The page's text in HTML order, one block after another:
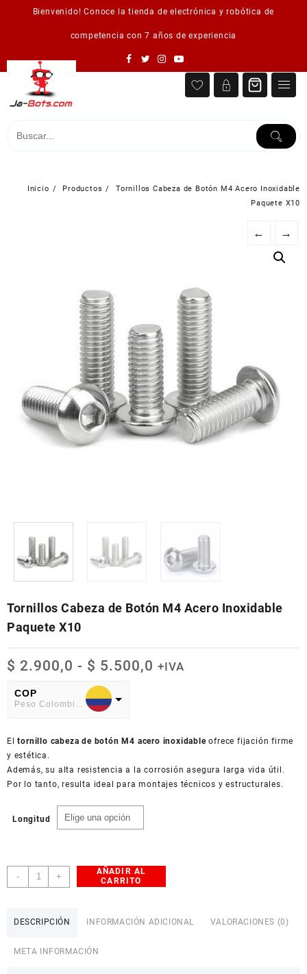
Bienvenido! Conoce la tienda de electrónica y robótica de
competencia con 7 años de experiencia
Inicio Productos
Tornillos Cabeza de Botón M4 Acero Inoxidable
Paquete X10
← →
Tornillos Cabeza de Botón M4 Acero Inoxidable
Paquete X10
$ 2.900,0 - $ 5.500,0 Rango
hasta
+IVA
COP
American Dollar
Eltornillo cabeza de botón M4 acero inoxidableofrece fijación firme
y estética.
Además, su alta resistencia a la corrosión asegura larga vida útil.
Por lo tanto, resulta ideal para montajes técnicos y estructurales.
Longitud
-
Tornillos
Cabeza
+
AÑADIR AL
CARRITO
DESCRIPCIÓN INFORMACIÓN ADICIONAL VALORACIONES (0)
META INFORMACIÓN